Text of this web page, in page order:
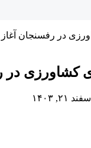
در رفسنجان
کشاورزی در
اسفند ۲۱, ۱۴۰۳